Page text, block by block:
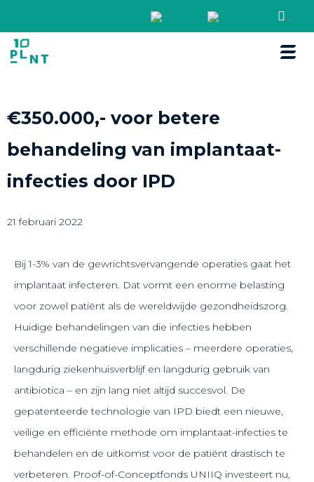
€350.000,- voor betere
behandeling van implantaat-
infecties door IPD
21 februari 2022
Bij 1-3% van de gewrichtsvervangende operaties gaat het
implantaat infecteren. Dat vormt een enorme belasting
voor zowel patiënt als de wereldwijde gezondheidszorg.
Huidige behandelingen van die infecties hebben
verschillende negatieve implicaties – meerdere operaties,
langdurig ziekenhuisverblijf en langdurig gebruik van
antibiotica – en zijn lang niet altijd succesvol. De
gepatenteerde technologie van IPD biedt een nieuwe,
veilige en efficiënte methode om implantaat-infecties te
behandelen en de uitkomst voor de patiënt drastisch te
verbeteren. Proof-of-Conceptfonds UNIIQ investeert nu,